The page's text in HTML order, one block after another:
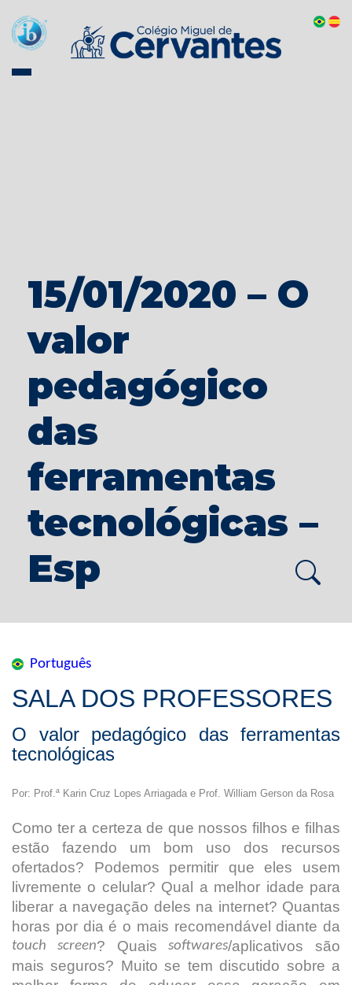
15/01/2020 – O
valor
pedagógico
das
ferramentas
tecnológicas –
Esp
Português
SALA DOS PROFESSORES
O valor pedagógico das ferramentas
tecnológicas
Por: Prof.ª Karin Cruz Lopes Arriagada e Prof. William Gerson da Rosa
Como ter a certeza de que nossos filhos e filhas
estão fazendo um bom uso dos recursos
ofertados? Podemos permitir que eles usem
livremente o celular? Qual a melhor idade para
liberar a navegação deles na internet? Quantas
horas por dia é o mais recomendável diante da
touch screen? Quaissoftwares/aplicativos são
mais seguros? Muito se tem discutido sobre a